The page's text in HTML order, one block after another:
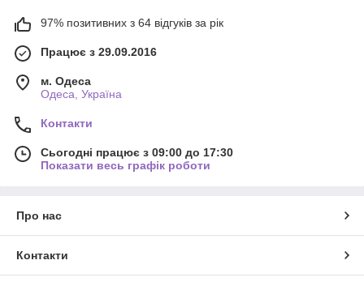
97% позитивних з 64 відгуків за рік
Працює з 29.09.2016
м. Одеса
Одеса, Україна
Контакти
Сьогодні працює з 09:00 до 17:30
Показати весь графік роботи
Про нас
Контакти